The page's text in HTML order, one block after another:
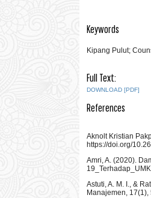
Keywords
Kipang Pulut;
Full Text:
DOWNLOAD [PDF]
References
Aknolt Kristian
https://doi.org/
Amri, A. (2020).
Astuti, A. M. I., &
Manajemen, 17(1),